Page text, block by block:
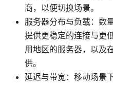
商，以便切换场景。
服务器分布与负载：数
提供更稳定的连接与更
用地区的服务器，以及
供。
延迟与带宽：移动场景